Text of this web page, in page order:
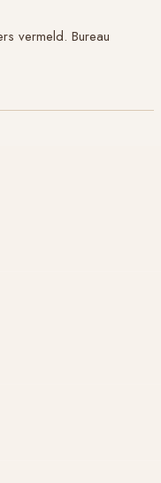
vermeld. Bureau